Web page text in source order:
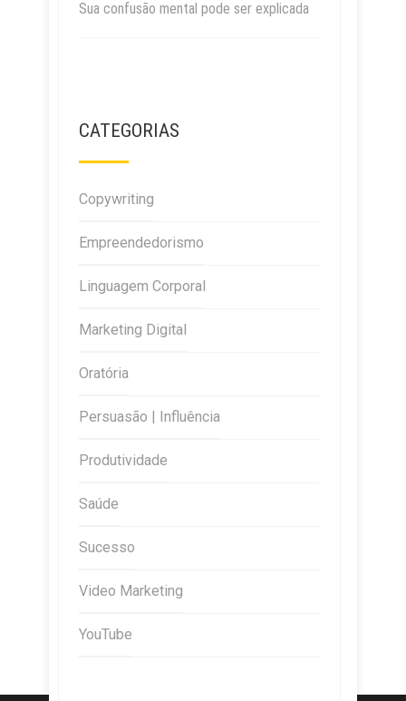
Sua confusão mental pode ser explicada
CATEGORIAS
Copywriting
Empreendedorismo
Linguagem Corporal
Marketing Digital
Oratória
Persuasão | Influência
Produtividade
Saúde
Sucesso
Video Marketing
YouTube